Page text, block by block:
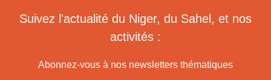
Suivez l'actualité du Niger, du Sahel, et nos
activités :
Abonnez-vous à nos newsletters thématiques